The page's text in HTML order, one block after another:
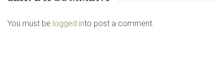
You must be logged into post a comment.